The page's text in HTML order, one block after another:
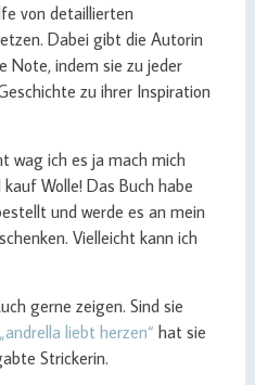
von detaillierten
Dabei gibt die Autorin
Note, indem sie zu jeder
zu ihrer Inspiration
wag ich es ja mach mich
Wolle! Das Buch habe
und werde es an mein
Vielleicht kann ich
gerne zeigen. Sind sie
„andrella liebt herzen“ hat sie
Strickerin.